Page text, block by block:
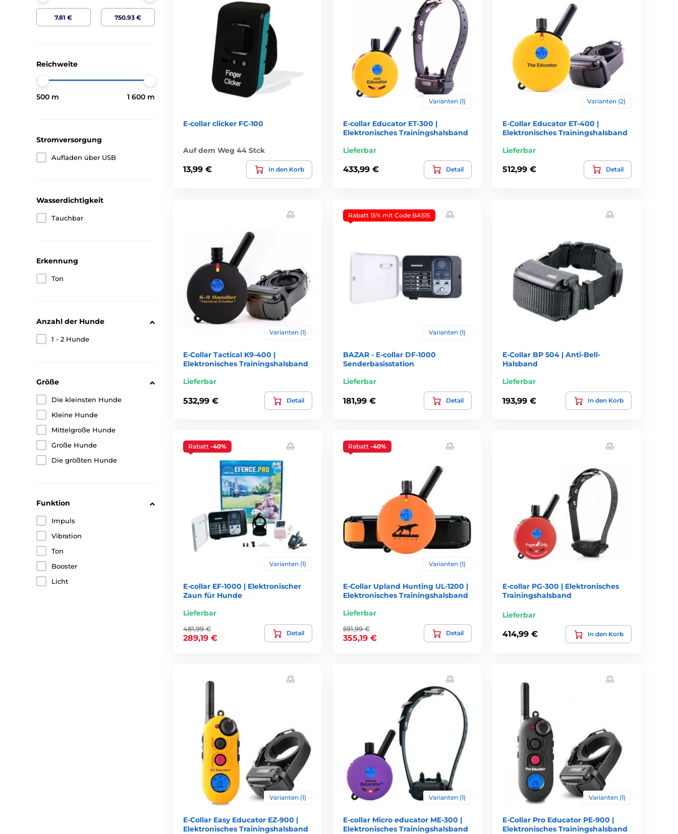
Reichweite
500 m 1 600 m
Stromversorgung
Aufladen über USB
Wasserdichtigkeit
Tauchbar
Erkennung
Ton
Anzahl der Hunde
1 - 2 Hunde
Größe
Die kleinsten Hunde
Kleine Hunde
Mittelgroße Hunde
Große Hunde
Die größten Hunde
Funktion
Impuls
Vibration
Ton
Booster
Licht
E-collar clicker FC-100
Auf dem Weg 44 Stck
13,99 € In den Korb
Varianten (1)
E-collar Educator ET-300 |
Elektronisches Trainingshalsband
Lieferbar
433,99 € Detail
Varianten (2)
E-Collar Educator ET-400 |
Elektronisches Trainingshalsband
Lieferbar
512,99 € Detail
Varianten (1)
E-Collar Tactical K9-400 |
Elektronisches Trainingshalsband
Lieferbar
532,99 € Detail
Rabatt 15% mit Code BAS15
Varianten (1)
BAZAR - E-collar DF-1000
Senderbasisstation
Lieferbar
181,99 € Detail
E-Collar BP 504 | Anti-Bell-
Halsband
Lieferbar
193,99 € In den Korb
Rabatt -40%
Varianten (1)
E-collar EF-1000 | Elektronischer
Zaun für Hunde
Lieferbar
481,99 €
289,19 €
Detail
Rabatt -40%
Varianten (1)
E-Collar Upland Hunting UL-1200 |
Elektronisches Trainingshalsband
Lieferbar
591,99 €
355,19 €
Detail
E-collar PG-300 | Elektronisches
Trainingshalsband
Lieferbar
414,99 € In den Korb
Varianten (1)
E-Collar Easy Educator EZ-900 |
Elektronisches Trainingshalsband
Varianten (1)
E-collar Micro educator ME-300 |
Elektronisches Trainingshalsband
Varianten (1)
E-Collar Pro Educator PE-900 |
Elektronisches Trainingshalsband